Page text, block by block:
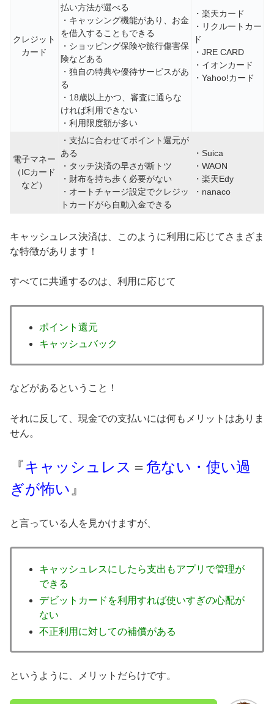
クレジット
カード
払い方法が選べる
・キャッシング機能があり、お金
を借入することもできる
・ショッピング保険や旅行傷害保
険などある
・独自の特典や優待サービスがあ
る
・18歳以上かつ、審査に通らな
ければ利用できない
・利用限度額が多い
・楽天カード
・リクルートカー
ド
・JRE CARD
・イオンカード
・Yahoo!カード
電子マネー
（ICカード
など）
・支払に合わせてポイント還元が
ある
・タッチ決済の早さが断トツ
・財布を持ち歩く必要がない
・オートチャージ設定でクレジッ
トカードがら自動入金できる
・Suica
・WAON
・楽天Edy
・nanaco
キャッシュレス決済は、このように利用に応じてさまざま
な特徴があります！
すべてに共通するのは、利用に応じて
ポイント還元
キャッシュバック
などがあるということ！
それに反して、現金での支払いには何もメリットはありま
せん。
『キャッシュレス ＝危ない・使い過
ぎが怖い 』
と言っている人を見かけますが、
キャッシュレスにしたら支出もアプリで管理が
できる
デビットカードを利用すれば使いすぎの心配が
ない
不正利用に対しての補償がある
というように、メリットだらけです。